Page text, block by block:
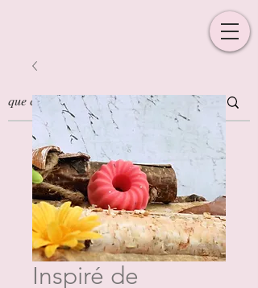
Inspiré de